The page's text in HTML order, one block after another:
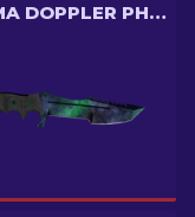
GAMMA DOPPLER PHASE 1